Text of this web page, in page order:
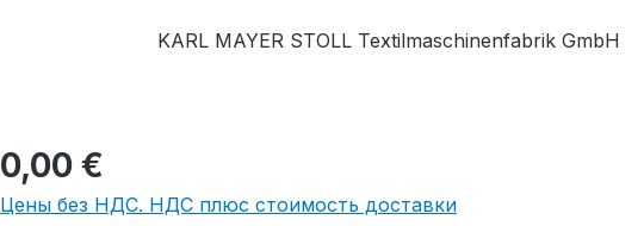
KARL MAYER STOLL Textilmaschinenfabrik GmbH
0,00 €
Цены без НДС. НДС плюс стоимость доставки